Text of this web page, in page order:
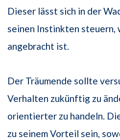
Dieser lässt sich in der
seinen Instinkten steuern,
angebracht ist.
Der Träumende sollte
Verhalten zukünftig zu
orientierter zu handeln.
zu seinem Vorteil sein,